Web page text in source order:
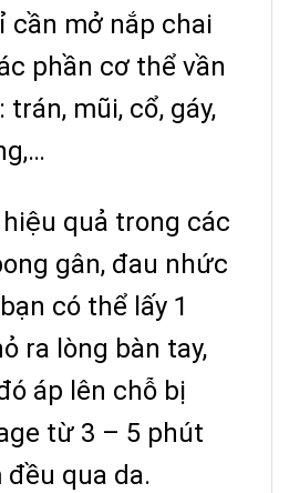
cần mở nắp chai
phần cơ thể vần
mũi, cổ, gáy,
quả trong các
gân, đau nhức
có thể lấy 1
ra lòng bàn tay,
áp lên chỗ bị
từ 3 – 5 phút
qua da.